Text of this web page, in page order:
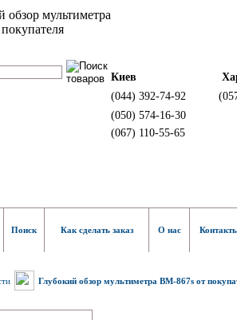
Киев
(044) 392-74-92
(050) 574-16-30
(067) 110-55-65
Поиск Как сделать заказ О нас
Глубокий обзор мультиметра BM-867s от